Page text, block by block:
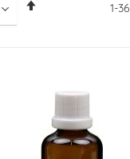
1-36